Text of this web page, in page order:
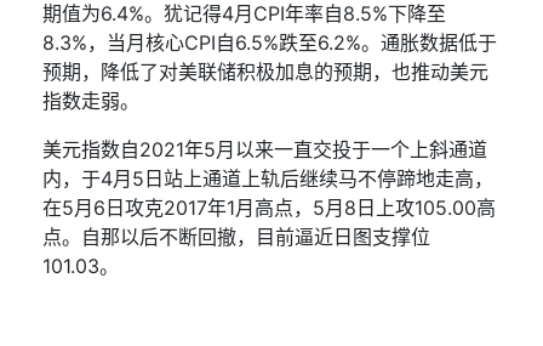
期值为6.4%。犹记得4月 CPI年率自8.5%下降至
8.3%，当月核心CPI自6.5%跌至6.2%。通胀数据低于
预期，降低了对美联储积极加息的预期，也推动美元
指数走弱。
美元指数自2021年5月以来一直交投于一个上斜通道
内，于4月 5 日站上通道上轨后继续马不停蹄地走高，
在5月 6 日攻克2017年1月高点， 5月 8 日上攻105.00高
点。自那以后不断回撤，目前逼近日图支撑位
101.03。